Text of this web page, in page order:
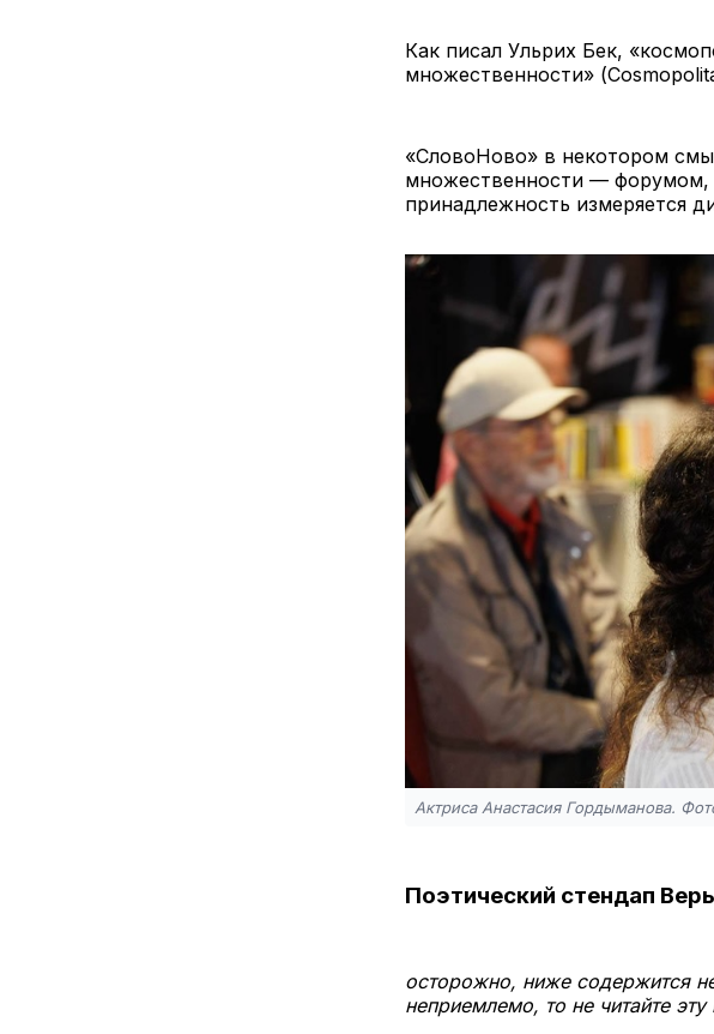
Как писал Ульрих Бек,
множественности»
«СловоНово» в некотором
множественности — форумом,
принадлежность измеряется
Актриса Анастасия Гордыманова.
Поэтический стендап
осторожно, ниже содержится
неприемлемо, то не читайте эту